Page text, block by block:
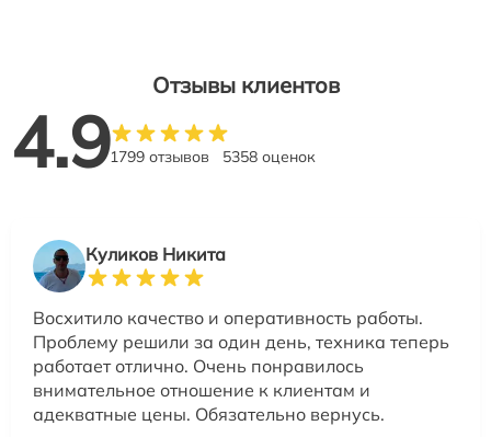
Отзывы клиентов
4.91799 отзывов 5358 оценок
Куликов Никита
Восхитило качество и оперативность работы.
Проблему решили за один день, техника теперь
работает отлично. Очень понравилось
внимательное отношение к клиентам и
адекватные цены. Обязательно вернусь.